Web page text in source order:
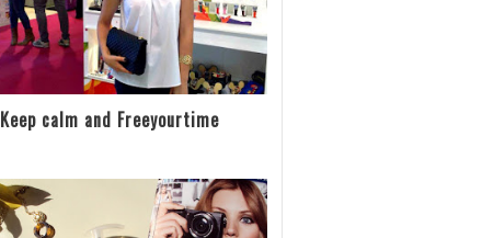
Keep calm and Freeyourtime